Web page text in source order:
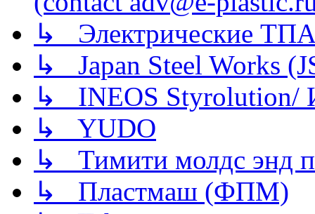
↳ Электрические
↳ Japan Steel Works
↳ INEOS
↳ YUDO
↳ Тимити молдс энд
↳ Пластмаш (ФПМ)